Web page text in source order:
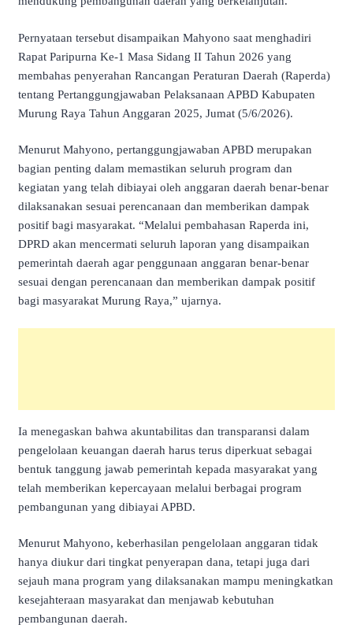
Pernyataan tersebut disampaikan Mahyono saat menghadiri
Rapat Paripurna Ke-1 Masa Sidang II Tahun 2026 yang
membahas penyerahan Rancangan Peraturan Daerah (Raperda)
tentang Pertanggungjawaban Pelaksanaan APBD Kabupaten
Murung Raya Tahun Anggaran 2025, Jumat (5/6/2026).
Menurut Mahyono, pertanggungjawaban APBD merupakan
bagian penting dalam memastikan seluruh program dan
kegiatan yang telah dibiayai oleh anggaran daerah benar-benar
dilaksanakan sesuai perencanaan dan memberikan dampak
positif bagi masyarakat. “Melalui pembahasan Raperda ini,
DPRD akan mencermati seluruh laporan yang disampaikan
pemerintah daerah agar penggunaan anggaran benar-benar
sesuai dengan perencanaan dan memberikan dampak positif
bagi masyarakat Murung Raya,” ujarnya.
Ia menegaskan bahwa akuntabilitas dan transparansi dalam
pengelolaan keuangan daerah harus terus diperkuat sebagai
bentuk tanggung jawab pemerintah kepada masyarakat yang
telah memberikan kepercayaan melalui berbagai program
pembangunan yang dibiayai APBD.
Menurut Mahyono, keberhasilan pengelolaan anggaran tidak
hanya diukur dari tingkat penyerapan dana, tetapi juga dari
sejauh mana program yang dilaksanakan mampu meningkatkan
kesejahteraan masyarakat dan menjawab kebutuhan
pembangunan daerah.